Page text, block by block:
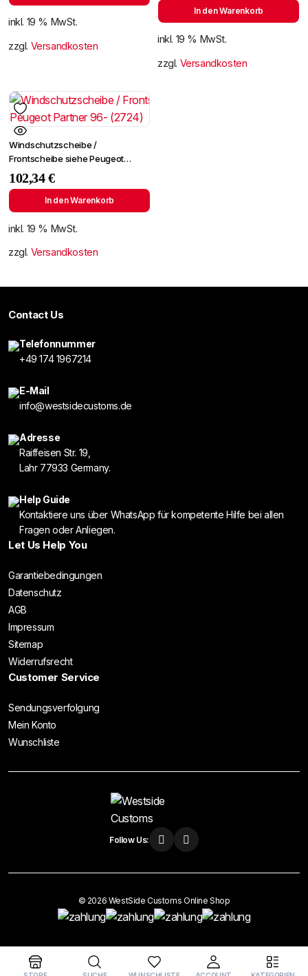
inkl. 19 % MwSt.
zzgl. Versandkosten
In den Warenkorb
inkl. 19 % MwSt.
zzgl. Versandkosten
Windschutzscheibe /
Frontscheibe siehe Peugeot
Partner 96- (2724)
102,34€
In den Warenkorb
inkl. 19 % MwSt.
zzgl. Versandkosten
Contact Us
Telefonnummer
+49 174 1967214
E-Mail
info@westsidecustoms.de
Adresse
Raiffeisen Str. 19,
Lahr 77933 Germany.
Help Guide
Kontaktiere uns über WhatsApp für kompetente Hilfe bei allen
Fragen oder Anliegen.
Let Us Help You
Garantiebedingungen
Datenschutz
AGB
Impressum
Sitemap
Widerrufsrecht
Customer Service
Sendungsverfolgung
Mein Konto
Wunschliste
Follow Us:
© 2026 WestSide Customs Online Shop
Vertrag widerrufen